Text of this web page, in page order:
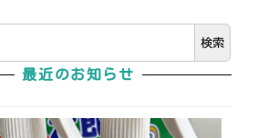
検索
最近のお知らせ